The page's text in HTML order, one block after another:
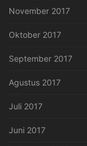
November 2017
Oktober 2017
September 2017
Agustus 2017
Juli 2017
Juni 2017